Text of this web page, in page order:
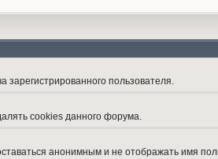
зарегистрированного пользователя.
cookies данного форума.
анонимным и не отображать имя